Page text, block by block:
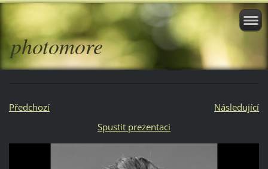
photomore
Předchozí
Následující
Spustit prezentaci